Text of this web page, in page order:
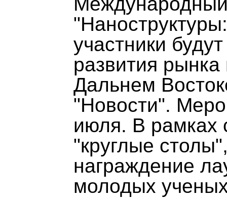
участники
развития рынка
Дальнем
"Новости".
июля. В рамках
"круглые
награждение
молодых